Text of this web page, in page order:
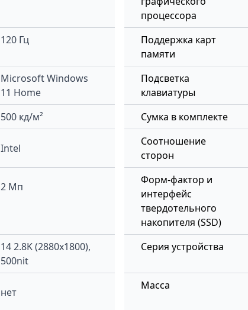
процессора
120 Гц
Поддержка карт
памяти
Microsoft Windows
11 Home
Подсветка
клавиатуры
500 кд/м² Сумка в комплекте
Intel
Соотношение
сторон
2 Мп
Форм-фактор и
интерфейс
твердотельного
накопителя (SSD)
14 2.8K (2880x1800),
500nit
Серия устройства
нет
Масса